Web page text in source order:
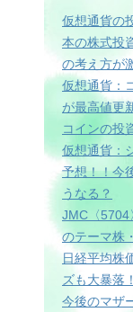
仮想通貨の
本の株式投
の考え方が
仮想通貨：
が最高値更
コインの投
仮想通貨：
予想！！今
うなる？
JMC〈5704
のテーマ株
日経平均株
ズも大暴落
今後のマザ